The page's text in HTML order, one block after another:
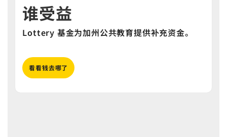
谁受益
Lottery 基金为加州公共教育提供补充资金。
看看钱去哪了